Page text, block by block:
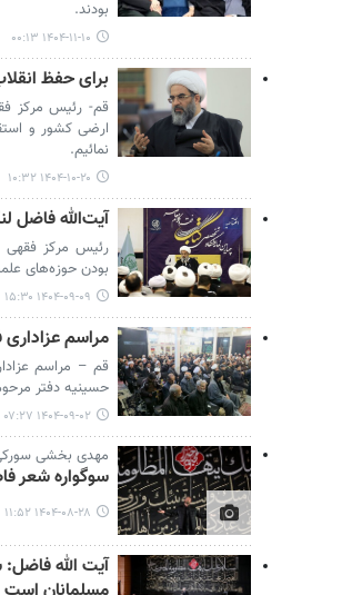
بودند.
۱۴۰۴-۱۱-۱۰ ۰۰:۱۳
برای حفظ
قم- رئیس مرکز
ارضی کشور و
نمائیم.
۱۴۰۴-۱۰-۲۰ ۱۰:۳۲
آیت‌الله فاضل
رئیس مرکز فقهی
بودن حوزه‌های
۱۴۰۴-۰۹-۰۹ ۱۵:۳۰
مراسم عزاداری
قم – مراسم
حسینیه دفتر
۱۴۰۴-۰۹-۰۲ ۰۷:۲۷
مهدی بخشی
سوگواره شعر
۱۴۰۴-۰۸-۲۸ ۱۱:۵۲
آیت الله